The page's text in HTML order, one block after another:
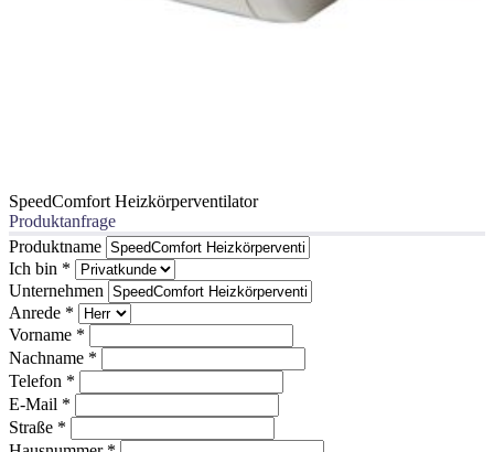
SpeedComfort Heizkörperventilator
Produktanfrage
Produktname
Ich bin *
Unternehmen
Anrede *
Vorname *
Nachname *
Telefon *
E-Mail *
Straße *